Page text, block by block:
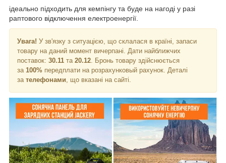
ідеально підходить для кемпінгу та буде на нагоді у разі
раптового відключення електроенергії.
Увага! У зв'язку з ситуацією, що склалася в країні, запаси
товару на даний момент вичерпані. Дати найближчих
поставок: 30.11 та 20.12. Бронь товару здійснюється
за 100% передплати на розрахунковый рахунок. Деталі
за телефонами, що вказані на сайті.